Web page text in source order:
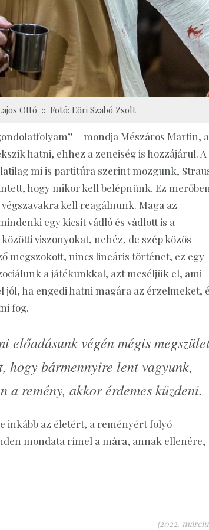
Ottó :: Fotó: Eöri Szabó Zsolt
– mondja Mészáros Martin,
hatni, ehhez a zeneiség is hozzájárul. A
mi is partitúra szerint mozgunk,
hogy mikor kell belépnünk. Ez merőben
kell reagálnunk. Maga az
egy kicsit vádló és vádlott is a
viszonyokat, nehéz, de szép közös
megszokott, nincs lineáris történet, ez egy
a játékunkkal, azt meséljük el, ami
ha engedi hatni magára az érzelmeket,
fog.
előadásunk végén mégis
hogy bármennyire lent vagyunk,
a remény, akkor érdemes küzdeni.
inkább az életért, a reményért folyó
mondata rímel a mára, annak ellenére,
(2022.